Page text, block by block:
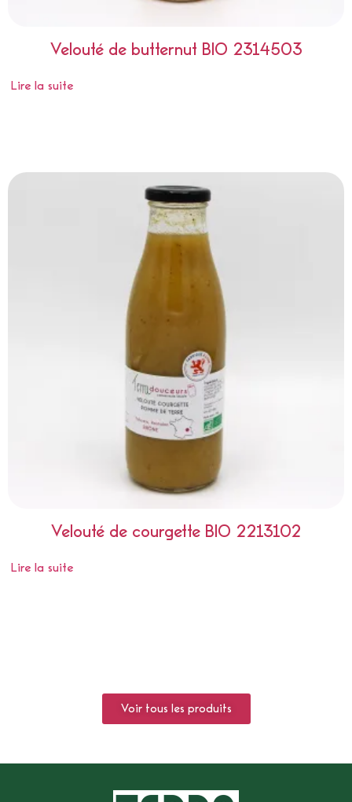
Velouté de butternut BIO 2314503
Lire la suite
Velouté de courgette BIO 2213102
Lire la suite
Voir tous les produits